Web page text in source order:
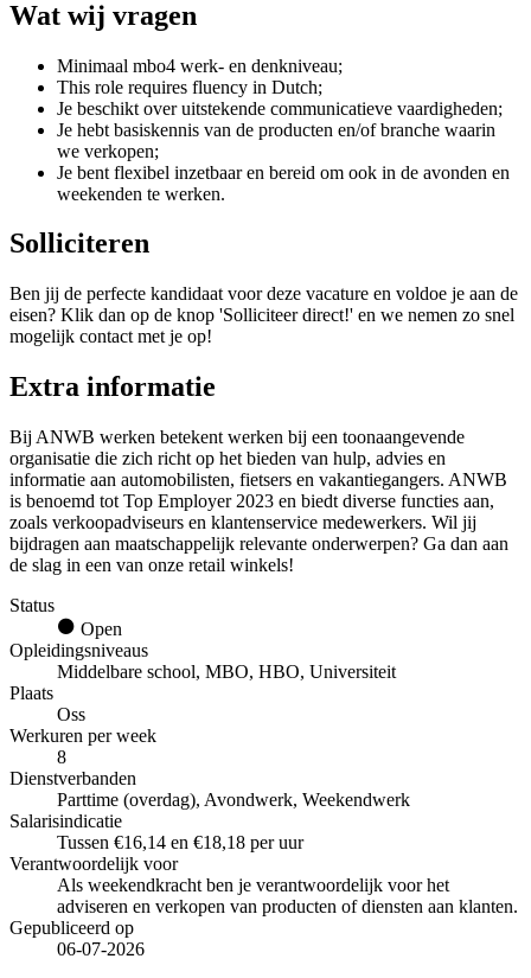
Wat wij vragen
Minimaal mbo4 werk- en denkniveau;
This role requires fluency in Dutch;
Je beschikt over uitstekende communicatieve vaardigheden;
Je hebt basiskennis van de producten en/of branche waarin
we verkopen;
Je bent flexibel inzetbaar en bereid om ook in de avonden en
weekenden te werken.
Solliciteren
Ben jij de perfecte kandidaat voor deze vacature en voldoe je aan de
eisen? Klik dan op de knop 'Solliciteer direct!' en we nemen zo snel
mogelijk contact met je op!
Extra informatie
Bij ANWB werken betekent werken bij een toonaangevende
organisatie die zich richt op het bieden van hulp, advies en
informatie aan automobilisten, fietsers en vakantiegangers. ANWB
is benoemd tot Top Employer 2023 en biedt diverse functies aan,
zoals verkoopadviseurs en klantenservice medewerkers. Wil jij
bijdragen aan maatschappelijk relevante onderwerpen? Ga dan aan
de slag in een van onze retail winkels!
Status
Open
Opleidingsniveaus
Middelbare school, MBO, HBO, Universiteit
Plaats
Oss
Werkuren per week
8
Dienstverbanden
Parttime (overdag), Avondwerk, Weekendwerk
Salarisindicatie
Tussen €16,14 en €18,18 per uur
Verantwoordelijk voor
Als weekendkracht ben je verantwoordelijk voor het
adviseren en verkopen van producten of diensten aan klanten.
Gepubliceerd op
06-07-2026